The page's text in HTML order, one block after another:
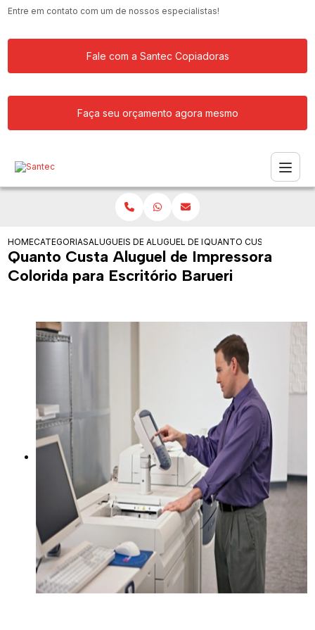
Entre em contato com um de nossos especialistas!
Fale com a Santec Copiadoras
Faça seu orçamento agora mesmo
HOMECATEGORIASALUGUEIS DE IMPRESSORAS
ALUGUEL DE IMPRESSORA LASER
QUANTO CUSTA
Quanto Custa Aluguel de Impressora
Colorida para Escritório Barueri